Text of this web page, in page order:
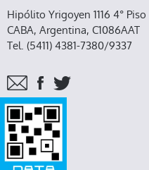
Hipólito Yrigoyen 1116 4° Piso
CABA, Argentina, C1086AAT
Tel. (5411) 4381-7380/9337